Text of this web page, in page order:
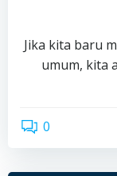
Jika kita baru
umum, kita
0